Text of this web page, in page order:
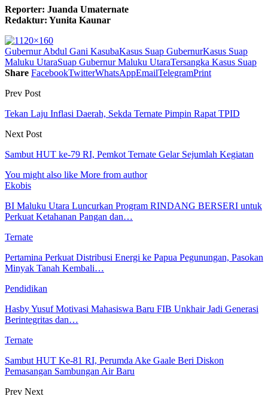
Reporter: Juanda Umaternate
Redaktur: Yunita Kaunar
Gubernur Abdul Gani KasubaKasus Suap GubernurKasus Suap
Maluku UtaraSuap Gubernur Maluku UtaraTersangka Kasus Suap
Share FacebookTwitterWhatsAppEmailTelegramPrint
Prev Post
Tekan Laju Inflasi Daerah, Sekda Ternate Pimpin Rapat TPID
Next Post
Sambut HUT ke-79 RI, Pemkot Ternate Gelar Sejumlah Kegiatan
You might also like More from author
Ekobis
BI Maluku Utara Luncurkan Program RINDANG BERSERI untuk
Perkuat Ketahanan Pangan dan…
Ternate
Pertamina Perkuat Distribusi Energi ke Papua Pegunungan, Pasokan
Minyak Tanah Kembali…
Pendidikan
Hasby Yusuf Motivasi Mahasiswa Baru FIB Unkhair Jadi Generasi
Berintegritas dan…
Ternate
Sambut HUT Ke-81 RI, Perumda Ake Gaale Beri Diskon
Pemasangan Sambungan Air Baru
Prev Next